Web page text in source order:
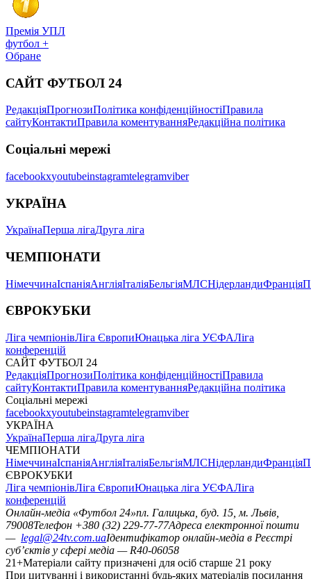
Премія УПЛ
футбол +
Обране
САЙТ ФУТБОЛ 24
РедакціяПрогнозиПолітика конфіденційностіПравила
сайтуКонтактиПравила коментуванняРедакційна політика
Соціальні мережі
facebookxyoutubeinstagramtelegramviber
УКРАЇНА
УкраїнаПерша лігаДруга ліга
ЧЕМПІОНАТИ
НімеччинаІспаніяАнгліяІталіяБельгіяМЛСНідерландиФранція
ЄВРОКУБКИ
Ліга чемпіонівЛіга ЄвропиЮнацька ліга УЄФАЛіга
конференцій
САЙТ ФУТБОЛ 24
РедакціяПрогнозиПолітика конфіденційностіПравила
сайтуКонтактиПравила коментуванняРедакційна політика
Соціальні мережі
facebookxyoutubeinstagramtelegramviber
УКРАЇНА
УкраїнаПерша лігаДруга ліга
ЧЕМПІОНАТИ
НімеччинаІспаніяАнгліяІталіяБельгіяМЛСНідерландиФранція
ЄВРОКУБКИ
Ліга чемпіонівЛіга ЄвропиЮнацька ліга УЄФАЛіга
конференцій
Онлайн-медіа «Футбол 24»пл. Галицька, буд. 15, м. Львів,
79008Телефон +380 (32) 229-77-77Адреса електронної пошти
— legal@24tv.com.uaІдентифікатор онлайн-медіа в Реєстрі
суб’єктів у сфері медіа — R40-06058
21+Матеріали сайту призначені для осіб старше 21 року
При цитуванні і використанні будь-яких матеріалів посилання